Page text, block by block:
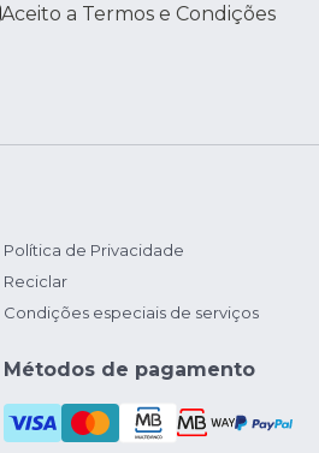
Aceito a Termos e Condições
Política de Privacidade
Reciclar
Condições especiais de serviços
Métodos de pagamento